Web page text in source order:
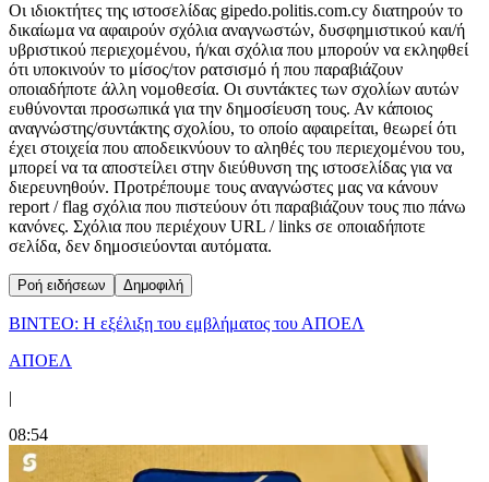
Οι ιδιοκτήτες της ιστοσελίδας gipedo.politis.com.cy διατηρούν το
δικαίωμα να αφαιρούν σχόλια αναγνωστών, δυσφημιστικού και/ή
υβριστικού περιεχομένου, ή/και σχόλια που μπορούν να εκληφθεί
ότι υποκινούν το μίσος/τον ρατσισμό ή που παραβιάζουν
οποιαδήποτε άλλη νομοθεσία. Οι συντάκτες των σχολίων αυτών
ευθύνονται προσωπικά για την δημοσίευση τους. Αν κάποιος
αναγνώστης/συντάκτης σχολίου, το οποίο αφαιρείται, θεωρεί ότι
έχει στοιχεία που αποδεικνύουν το αληθές του περιεχομένου του,
μπορεί να τα αποστείλει στην διεύθυνση της ιστοσελίδας για να
διερευνηθούν. Προτρέπουμε τους αναγνώστες μας να κάνουν
report / flag σχόλια που πιστεύουν ότι παραβιάζουν τους πιο πάνω
κανόνες. Σχόλια που περιέχουν URL / links σε οποιαδήποτε
σελίδα, δεν δημοσιεύονται αυτόματα.
Ροή ειδήσεων Δημοφιλή
ΒΙΝΤΕΟ: Η εξέλιξη του εμβλήματος του ΑΠΟΕΛ
ΑΠΟΕΛ
|
08:54